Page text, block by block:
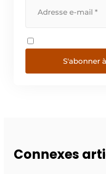
S'abonner
Connexes